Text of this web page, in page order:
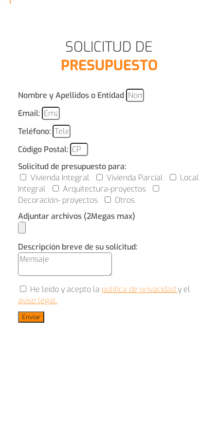
SOLICITUD DE
PRESUPUESTO
Nombre y Apellidos o Entidad
Email:
Teléfono:
Código Postal:
Solicitud de presupuesto para:
Vivienda Integral
Vivienda Parcial
Local
Integral
Arquitectura-proyectos
Decoración- proyectos
Otros
Adjuntar archivos (2Megas max)
Descripción breve de su solicitud:
He leído y acepto la política de privacidad y el
aviso legal.
Enviar